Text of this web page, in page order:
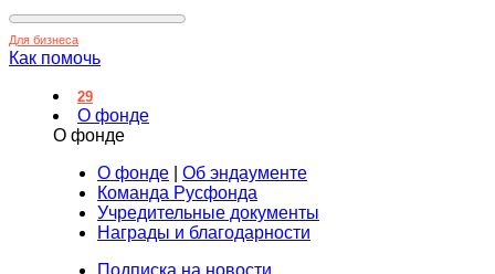
Для бизнеса
Как помочь
29
О фонде
О фонде
О фонде
Об эндаументе
Команда Русфонда
Учредительные документы
Награды и благодарности
Подписка на новости